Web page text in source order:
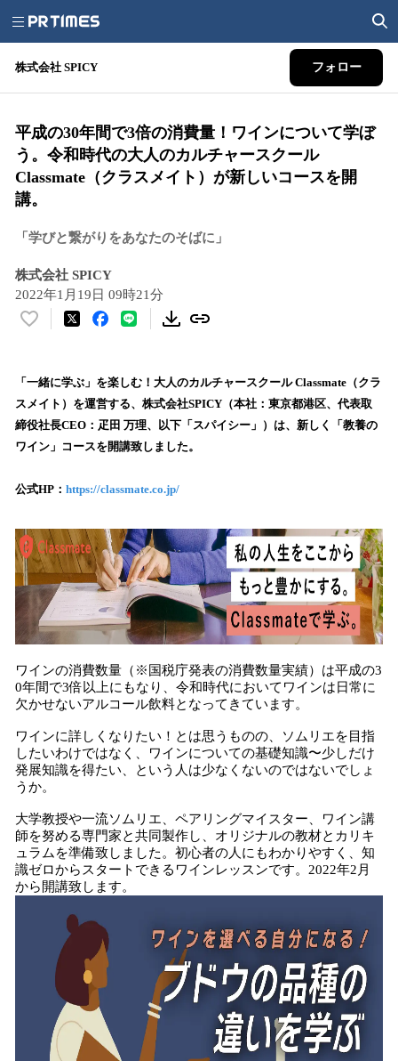
株式会社 SPICY フォロー
平成の30年間で3倍の消費量！ワインについて学ぼ
う。令和時代の大人のカルチャースクール
Classmate（クラスメイト）が新しいコースを開
講。
「学びと繋がりをあなたのそばに」
株式会社 SPICY
2022年1月19日 09時21分
い
！
数
を
読
み
で
す
「一緒に学ぶ」を楽しむ！大人のカルチャースクール Classmate（クラ
スメイト）を運営する、株式会社SPICY（本社：東京都港区、代表取
締役社長CEO：疋田 万理、以下「スパイシー」）は、新しく「教養の
ワイン」コースを開講致しました。
公式HP： https://classmate.co.jp/
ワインの消費数量（※国税庁発表の消費数量実績）は平成の3
0年間で3倍以上にもなり、令和時代においてワインは日常に
欠かせないアルコール飲料となってきています。
ワインに詳しくなりたい！とは思うものの、ソムリエを目指
したいわけではなく、ワインについての基礎知識〜少しだけ
発展知識を得たい、という人は少なくないのではないでしょ
うか。
大学教授や一流ソムリエ、ペアリングマイスター、ワイン講
師を努める専門家と共同製作し、オリジナルの教材とカリキ
ュラムを準備致しました。初心者の人にもわかりやすく、知
識ゼロからスタートできるワインレッスンです。2022年2月
から開講致します。